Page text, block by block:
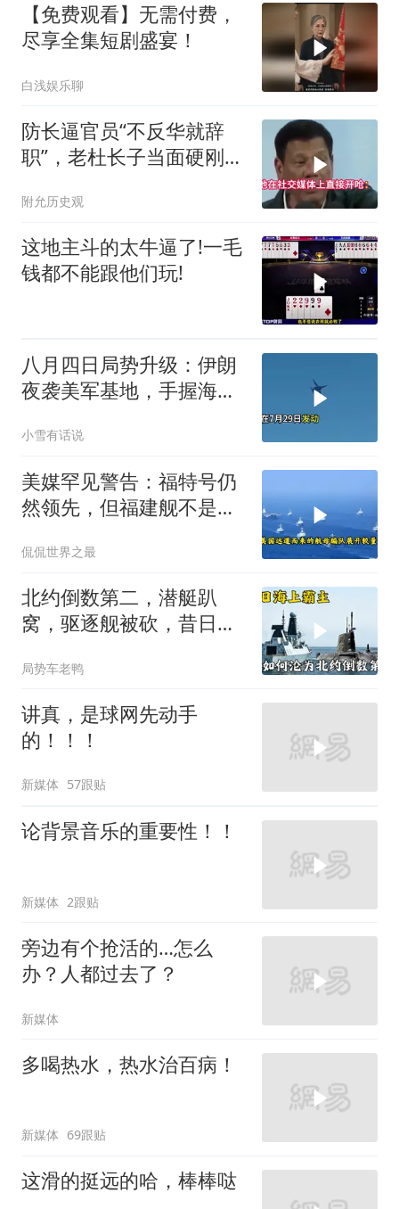
【免费观看】无需付费，
尽享全集短剧盛宴！
白浅娱乐聊
防长逼官员“不反华就辞
职”，老杜长子当面硬刚：
附允历史观
这地主斗的太牛逼了!一毛
钱都不能跟他们玩!
八月四日局势升级：伊朗
夜袭美军基地，手握海峡
小雪有话说
美媒罕见警告：福特号仍
然领先，但福建舰不是中
侃侃世界之最
北约倒数第二，潜艇趴
窝，驱逐舰被砍，昔日的
局势车老鸭
讲真，是球网先动手
的！！！
新媒体 57跟贴
论背景音乐的重要性！！
新媒体 2跟贴
旁边有个抢活的…怎么
办？人都过去了？
新媒体
多喝热水，热水治百病！
新媒体 69跟贴
这滑的挺远的哈，棒棒哒